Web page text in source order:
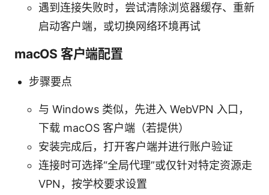
遇到连接失败时，尝试清除浏览器缓存、重新
启动客户端，或切换网络环境再试
macOS 客户端配置
步骤要点
与 Windows 类似，先进入 WebVPN 入口，
下载 macOS 客户端（若提供）
安装完成后，打开客户端并进行账户验证
连接时可选择“全局代理”或仅针对特定资源走
VPN，按学校要求设置